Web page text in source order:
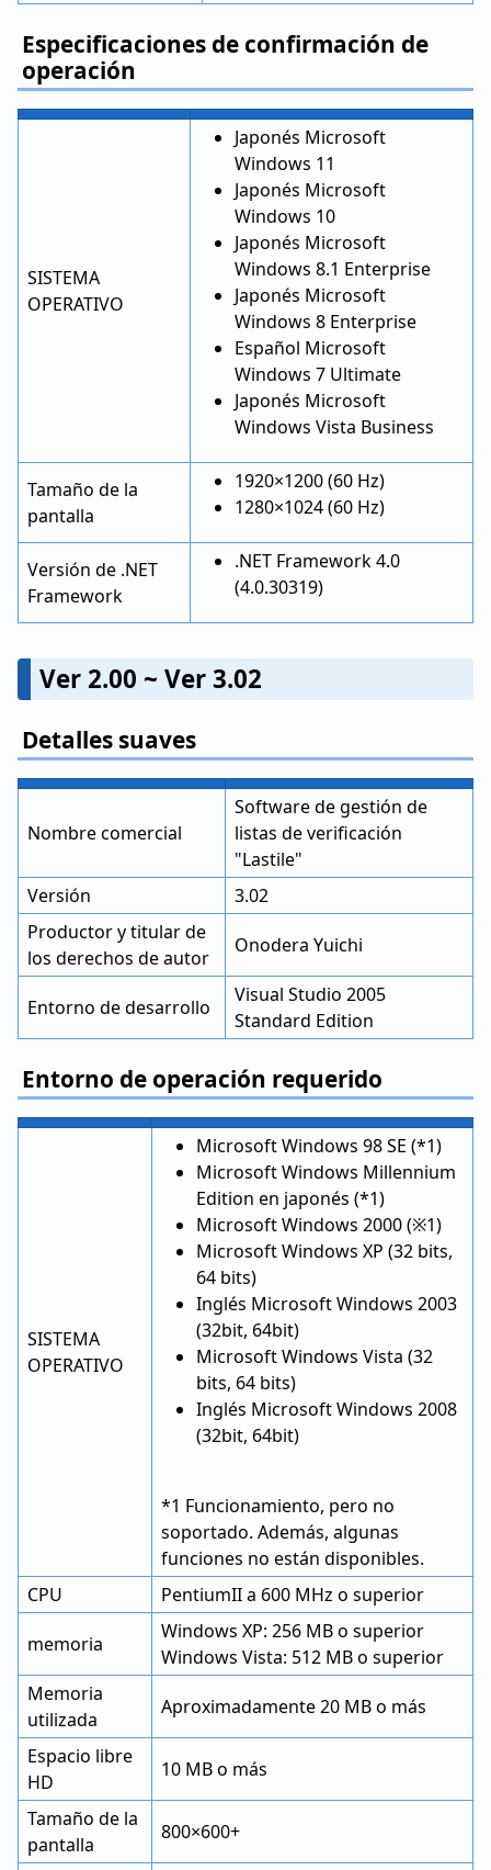
Especificaciones de confirmación de
operación
SISTEMA
OPERATIVO
Japonés Microsoft
Windows 11
Japonés Microsoft
Windows 10
Japonés Microsoft
Windows 8.1 Enterprise
Japonés Microsoft
Windows 8 Enterprise
Español Microsoft
Windows 7 Ultimate
Japonés Microsoft
Windows Vista Business
Tamaño de la
pantalla
1920×1200 (60 Hz)
1280×1024 (60 Hz)
Versión de .NET
Framework
.NET Framework 4.0
(4.0.30319)
Ver 2.00 ~ Ver 3.02
Detalles suaves
Nombre comercial
Software de gestión de
listas de verificación
"Lastile"
Versión
3.02
Productor y titular de
los derechos de autor
Onodera Yuichi
Entorno de desarrollo
Visual Studio 2005
Standard Edition
Entorno de operación requerido
SISTEMA
OPERATIVO
Microsoft Windows 98 SE (*1)
Microsoft Windows Millennium
Edition en japonés (*1)
Microsoft Windows 2000 (※1)
Microsoft Windows XP (32 bits,
64 bits)
Inglés Microsoft Windows 2003
(32bit, 64bit)
Microsoft Windows Vista (32
bits, 64 bits)
Inglés Microsoft Windows 2008
(32bit, 64bit)
*1 Funcionamiento, pero no
soportado. Además, algunas
funciones no están disponibles.
CPU
PentiumII a 600 MHz o superior
memoria
Windows XP: 256 MB o superior
Windows Vista: 512 MB o superior
Memoria
utilizada
Aproximadamente 20 MB o más
Espacio libre
HD
10 MB o más
Tamaño de la
pantalla
800×600+